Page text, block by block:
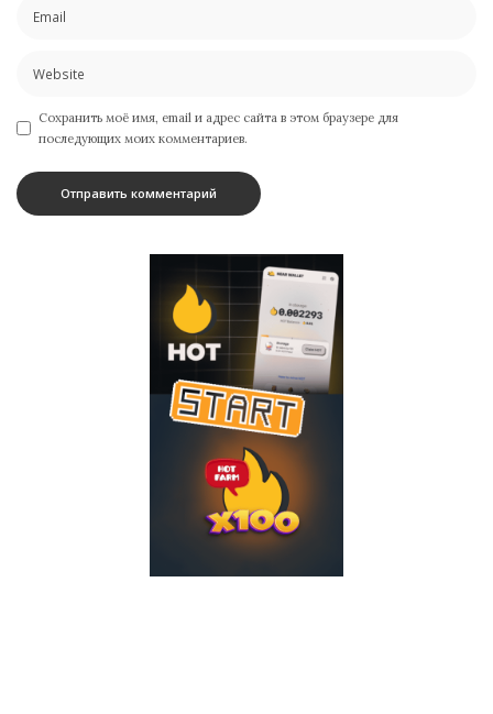
Сохранить моё имя, email и адрес сайта в этом браузере для
последующих моих комментариев.